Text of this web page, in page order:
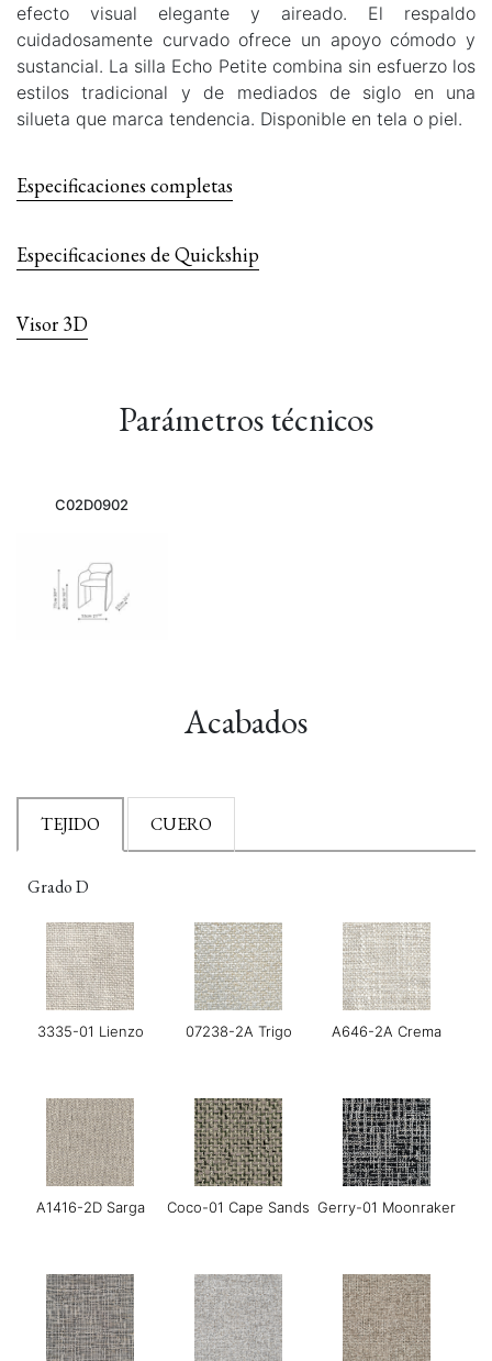
efecto visual elegante y aireado. El respaldo
cuidadosamente curvado ofrece un apoyo cómodo y
sustancial. La silla Echo Petite combina sin esfuerzo los
estilos tradicional y de mediados de siglo en una
silueta que marca tendencia. Disponible en tela o piel.
Especificaciones completas
Especificaciones de Quickship
Visor 3D
Parámetros técnicos
C02D0902
Acabados
TEJIDO CUERO
Grado D
3335-01 Lienzo 07238-2A Trigo A646-2A Crema
A1416-2D Sarga Coco-01 Cape Sands Gerry-01 Moonraker